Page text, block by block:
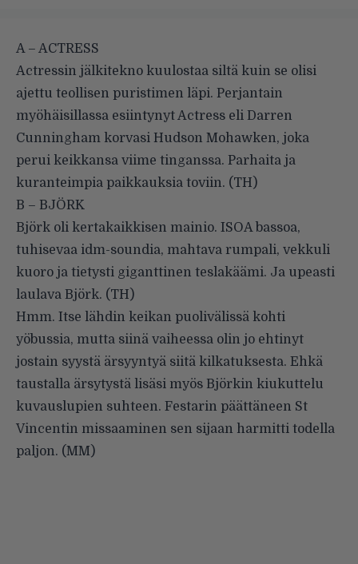
A – ACTRESS
Actressin jälkitekno kuulostaa siltä kuin se olisi
ajettu teollisen puristimen läpi. Perjantain
myöhäisillassa esiintynyt Actress eli Darren
Cunningham korvasi Hudson Mohawken, joka
perui keikkansa viime tinganssa. Parhaita ja
kuranteimpia paikkauksia toviin. (TH)
B – BJÖRK
Björk oli kertakaikkisen mainio. ISOA bassoa,
tuhisevaa idm-soundia, mahtava rumpali, vekkuli
kuoro ja tietysti giganttinen teslakäämi. Ja upeasti
laulava Björk. (TH)
Hmm. Itse lähdin keikan puolivälissä kohti
yöbussia, mutta siinä vaiheessa olin jo ehtinyt
jostain syystä ärsyyntyä siitä kilkatuksesta. Ehkä
taustalla ärsytystä lisäsi myös Björkin kiukuttelu
kuvauslupien suhteen. Festarin päättäneen St
Vincentin missaaminen sen sijaan harmitti todella
paljon. (MM)